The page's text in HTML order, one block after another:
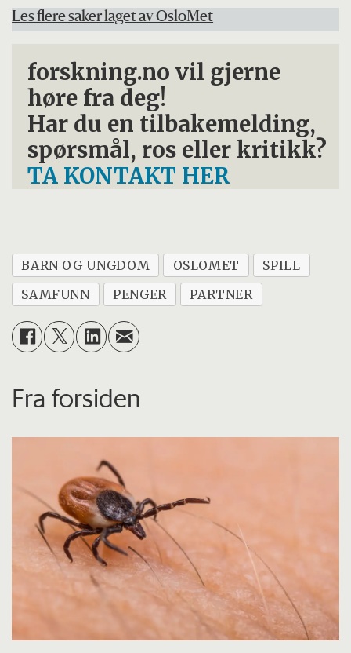
Les flere saker laget av OsloMet
forskning.no vil gjerne
høre fra deg!
Har du en tilbakemelding,
spørsmål, ros eller kritikk?
TA KONTAKT HER
BARN OG UNGDOM OSLOMET
SPILL
SAMFUNN
PENGER PARTNER
Fra forsiden